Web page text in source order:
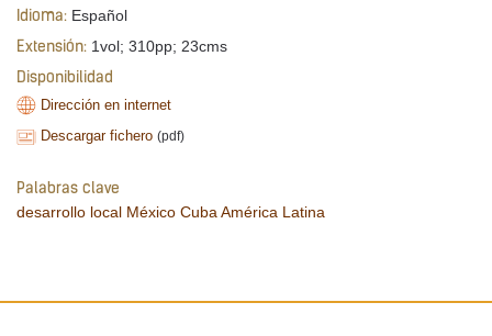
Idioma: Español
Extensión: 1vol; 310pp; 23cms
Disponibilidad
Dirección en internet
Descargar fichero (pdf)
Palabras clave
desarrollo local México Cuba América Latina